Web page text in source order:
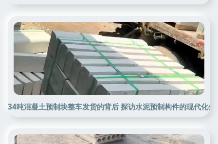
34吨混凝土预制块整车发货的背后 探访水泥预制构件的现代化生